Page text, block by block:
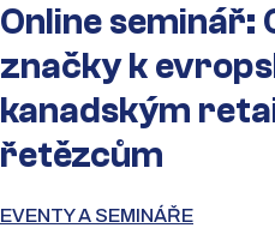
Online
značky k
kanadským
řetězcům
EVENTY A SEMINÁŘE